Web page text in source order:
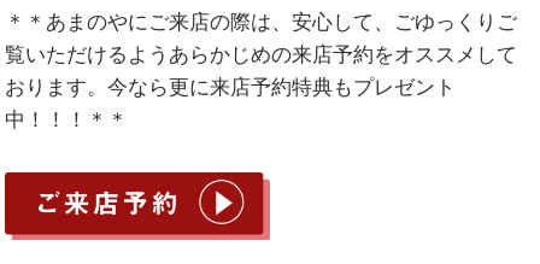
＊＊あまのやにご来店の際は、安心して、ごゆっくりご
覧いただけるようあらかじめの来店予約をオススメして
おります。今なら更に来店予約特典もプレゼント
中！！！＊＊